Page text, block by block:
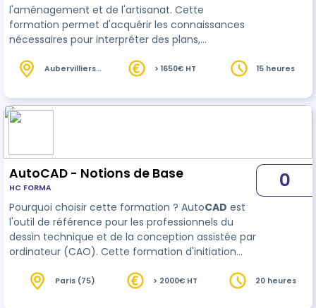
l'aménagement et de l'artisanat. Cette
formation permet d'acquérir les connaissances
nécessaires pour interpréter des plans,
produire des documents techniques à l'aide
des plans précis, organiser leurs projets et
produire des documents exploitables pour la
en visioconférence e…
Aubervilliers
> 1650€ HT 15 heures
AutoCAD - Notions de Base
HC FORMA
Pourquoi choisir cette formation ? AutoCAD est
l'outil de référence pour les professionnels du
dessin technique et de la conception assistée par
ordinateur (CAO). Cette formation d'initiation
d'apprendre à créer des dessins techniques et d…
0
Paris (75) > 2000€ HT 20 heures